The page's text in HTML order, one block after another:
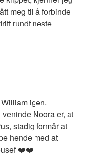
meg til å forbinde
rundt neste
igen.
Noora er, at
stadig formår at
hende med at
❤️❤️